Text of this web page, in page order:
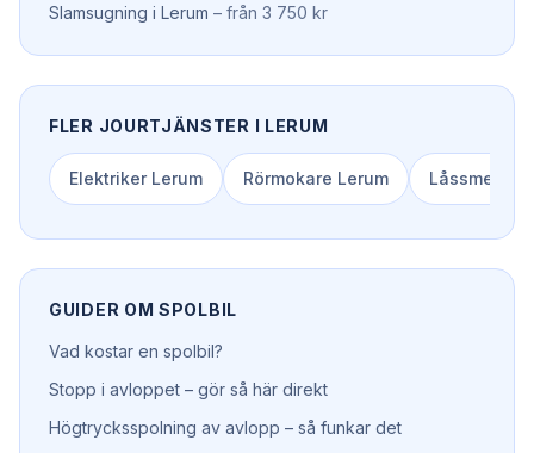
Slamsugning i Lerum – från 3 750 kr
FLER JOURTJÄNSTER I LERUM
Elektriker Lerum Rörmokare Lerum Låssmed
GUIDER OM SPOLBIL
Vad kostar en spolbil?
Stopp i avloppet – gör så här direkt
Högtrycksspolning av avlopp – så funkar det